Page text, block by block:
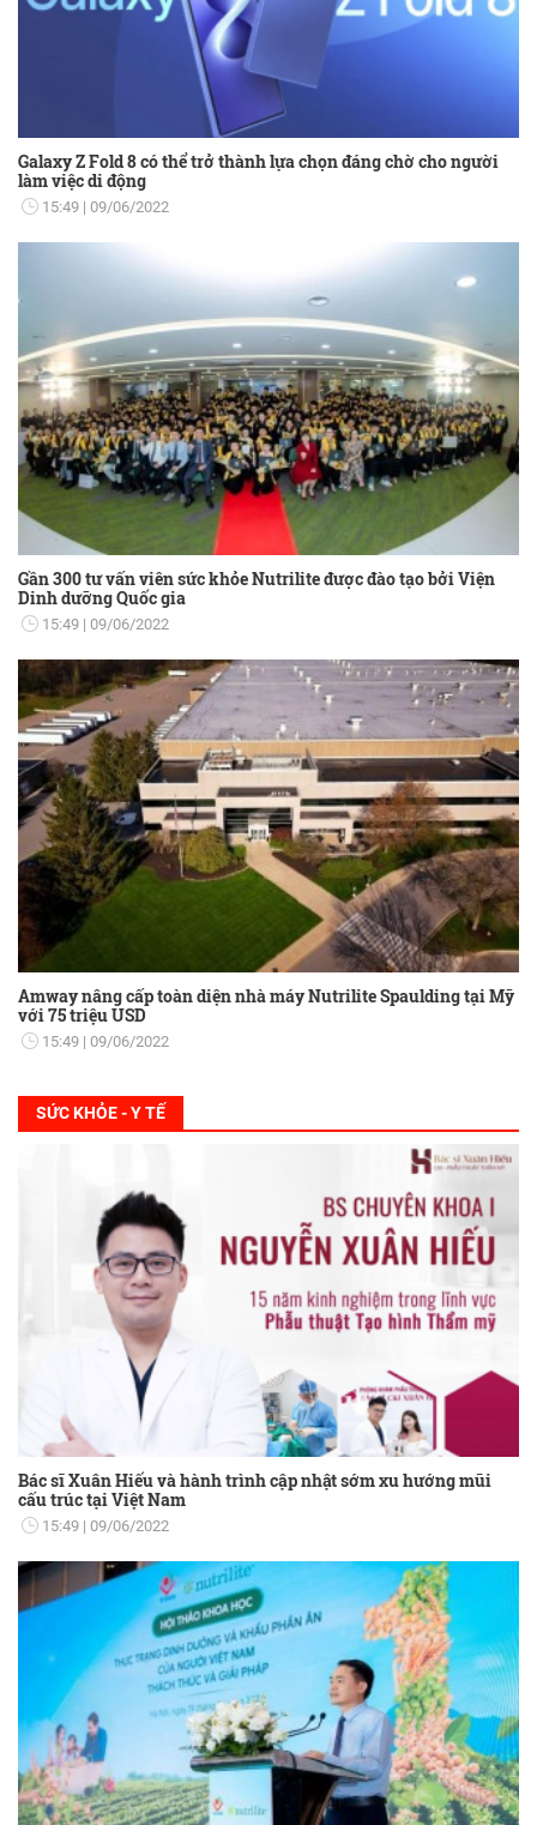
Galaxy Z Fold 8 có thể trở thành lựa chọn đáng chờ cho người
làm việc di động
15:49 09/06/2022
Gần 300 tư vấn viên sức khỏe Nutrilite được đào tạo bởi Viện
Dinh dưỡng Quốc gia
15:49 09/06/2022
Amway nâng cấp toàn diện nhà máy Nutrilite Spaulding tại Mỹ
với 75 triệu USD
15:49 09/06/2022
SỨC KHỎE - Y TẾ
Bác sĩ Xuân Hiếu và hành trình cập nhật sớm xu hướng mũi
cấu trúc tại Việt Nam
15:49 09/06/2022